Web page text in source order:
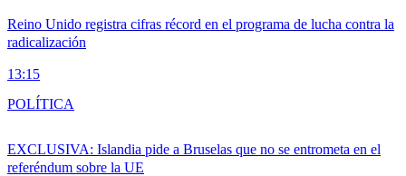
Reino Unido registra cifras récord en el programa de lucha contra la
radicalización
13:15
EXCLUSIVA: Islandia pide a Bruselas que no se entrometa en el
referéndum sobre la UE
POLÍTICA